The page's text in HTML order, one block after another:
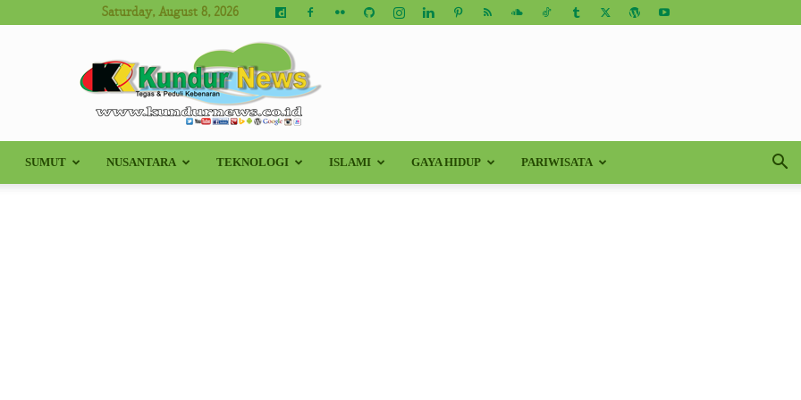
Saturday, August 8, 2026
Kundur
SUMUT NUSANTARA TEKNOLOGI ISLAMI GAYA HIDUP PARIWISATA